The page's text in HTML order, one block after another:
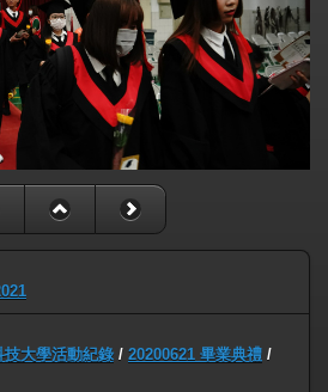
技大學活動紀錄 / 20200621 畢業典禮 /